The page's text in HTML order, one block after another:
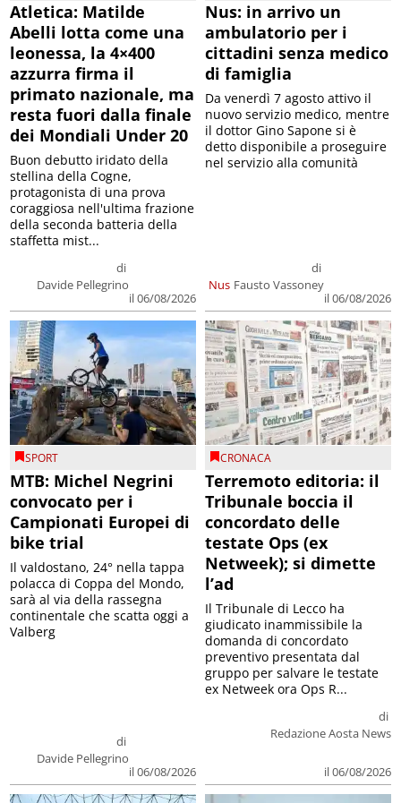
Atletica: Matilde
Abelli lotta come una
leonessa, la 4×400
azzurra firma il
primato nazionale, ma
resta fuori dalla finale
dei Mondiali Under 20
di
Davide Pellegrino
il 06/08/2026
Buon debutto iridato della
stellina della Cogne,
protagonista di una prova
coraggiosa nell'ultima frazione
della seconda batteria della
staffetta mist...
Nus: in arrivo un
ambulatorio per i
cittadini senza medico
di famiglia
Nus
di
Fausto Vassoney
il 06/08/2026
Da venerdì 7 agosto attivo il
nuovo servizio medico, mentre
il dottor Gino Sapone si è
detto disponibile a proseguire
nel servizio alla comunità
SPORT
MTB: Michel Negrini
convocato per i
Campionati Europei di
bike trial
di
Davide Pellegrino
il 06/08/2026
Il valdostano, 24° nella tappa
polacca di Coppa del Mondo,
sarà al via della rassegna
continentale che scatta oggi a
Valberg
CRONACA
Terremoto editoria: il
Tribunale boccia il
concordato delle
testate Ops (ex
Netweek); si dimette
l’ad
di
Redazione Aosta News
il 06/08/2026
Il Tribunale di Lecco ha
giudicato inammissibile la
domanda di concordato
preventivo presentata dal
gruppo per salvare le testate
ex Netweek ora Ops R...